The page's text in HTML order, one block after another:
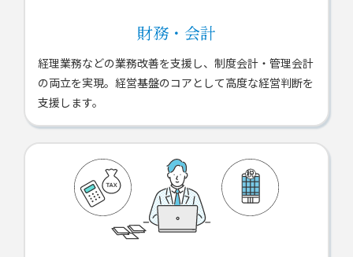
財務・会計
経理業務などの業務改善を支援し、制度会計・管理会計
の両立を実現。経営基盤のコアとして高度な経営判断を
支援します。